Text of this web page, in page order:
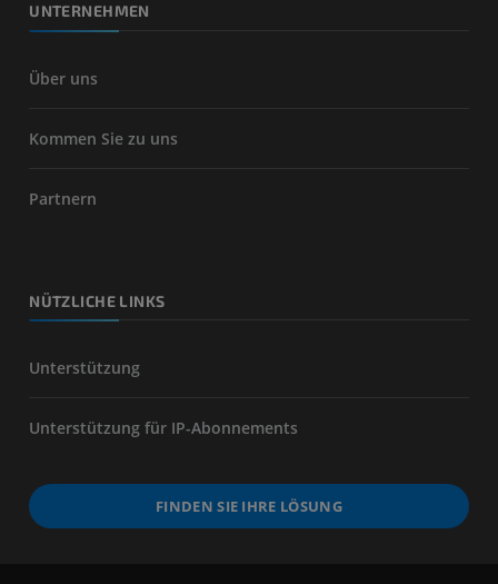
UNTERNEHMEN
Über uns
Kommen Sie zu uns
Partnern
NÜTZLICHE LINKS
Unterstützung
Unterstützung für IP-Abonnements
FINDEN SIE IHRE LÖSUNG